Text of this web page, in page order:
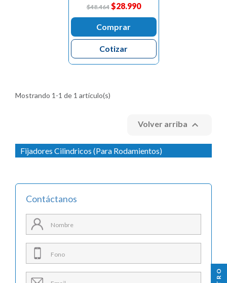
Fijadores Cilindricos (Para Rodamientos)
Contáctanos
$48.464 $28.990
Comprar
Cotizar
Mostrando 1-1 de 1 artículo(s)
Volver arriba 